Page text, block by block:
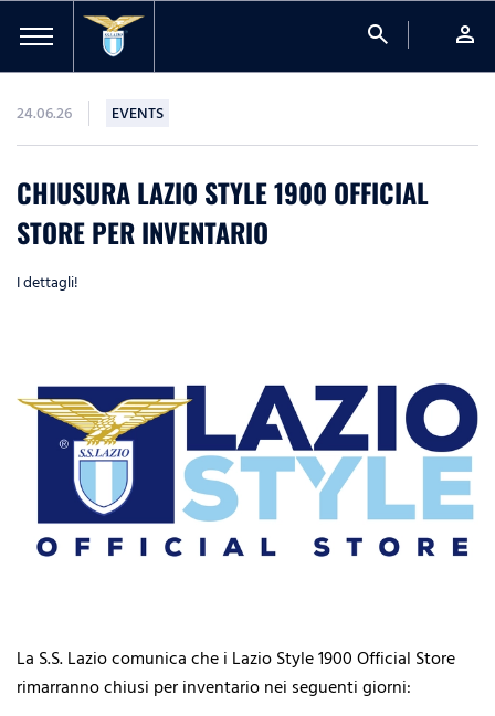
search person
24.06.26 EVENTS
CHIUSURA LAZIO STYLE 1900 OFFICIAL
STORE PER INVENTARIO
I dettagli!
La S.S. Lazio comunica che i Lazio Style 1900 Official Store
rimarranno chiusi per inventario nei seguenti giorni: